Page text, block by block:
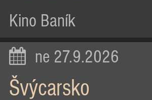
Kino Baník
ne 27.9.2026
Švýcarsko